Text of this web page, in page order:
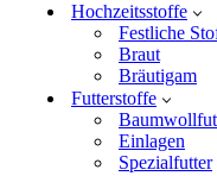
Hochzeitsstoffe
Festliche
Braut
Bräutigam
Futterstoffe
Einlagen
Spezialfutter